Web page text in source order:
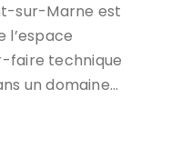
sur-Marne est
l’espace
faire technique
un domaine…